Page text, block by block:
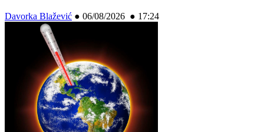
Davorka Blažević ● 06/08/2026 ● 17:24